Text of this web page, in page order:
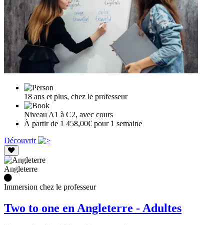
18 ans et plus, chez le professeur
Niveau A1 à C2, avec cours
À partir de 1 458,00€ pour 1 semaine
Découvrir
Angleterre
Immersion chez le professeur
Two to one en Angleterre - Adultes